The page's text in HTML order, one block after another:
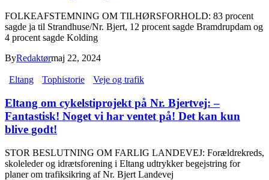
FOLKEAFSTEMNING OM TILHØRSFORHOLD: 83 procent
sagde ja til Strandhuse/Nr. Bjert, 12 procent sagde Bramdrupdam og
4 procent sagde Kolding
ByRedaktørmaj 22, 2024
Eltang Tophistorie Veje og trafik
Eltang om cykelstiprojekt på Nr. Bjertvej: –
Fantastisk! Noget vi har ventet på! Det kan kun
blive godt!
STOR BESLUTNING OM FARLIG LANDEVEJ: Forældrekreds,
skoleleder og idrætsforening i Eltang udtrykker begejstring for
planer om trafiksikring af Nr. Bjert Landevej